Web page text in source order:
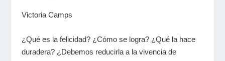
Victoria Camps
¿Qué es la felicidad? ¿Cómo se logra? ¿Qué la hace
duradera? ¿Debemos reducirla a la vivencia de